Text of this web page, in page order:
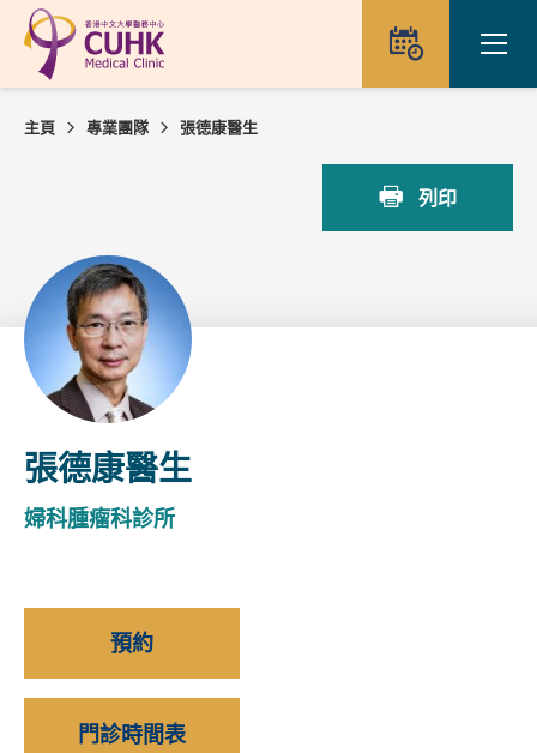
Skip to main content
預約
主頁 專業團隊 張德康醫生
列印
張德康醫生
婦科腫瘤科診所
預約
門診時間表